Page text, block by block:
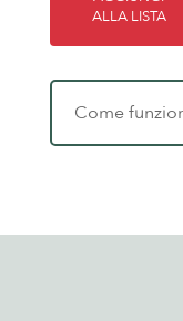
ALLA LISTA
Come